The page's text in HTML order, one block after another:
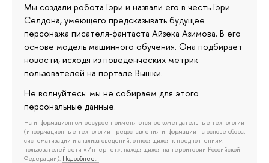
Мы создали робота Гэри и назвали его в честь Гэри
Селдона, умеющего предсказывать будущее
персонажа писателя-фантаста Айзека Азимова. В его
основе модель машинного обучения. Она подбирает
новости, исходя из поведенческих метрик
пользователей на портале Вышки.
Не волнуйтесь: мы не собираем для этого
персональные данные.
На информационном ресурсе применяются рекомендательные технологии
(информационные технологии предоставления информации на основе сбора,
систематизации и анализа сведений, относящихся к предпочтениям
пользователей сети «Интернет», находящихся на территории Российской
Федерации). Подробнее…